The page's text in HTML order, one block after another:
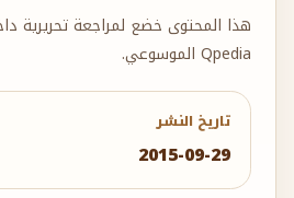
هذا المحتوى خضع لمراجعة تحريرية
Qpedia الموسوعي.
تاريخ النشر
2015-09-29